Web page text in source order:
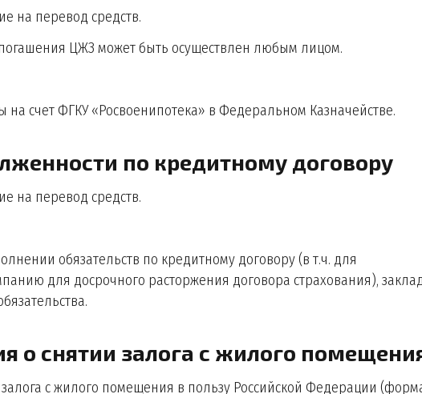
на перевод средств.
ЦЖЗ может быть осуществлен любым лицом.
на счет ФГКУ «Росвоенипотека» в Федеральном Казначействе.
по кредитному договору
на перевод средств.
обязательств по кредитному договору (в т.ч. для
для досрочного расторжения договора страхования),
о снятии залога с жилого
с жилого помещения в пользу Российской Федерации